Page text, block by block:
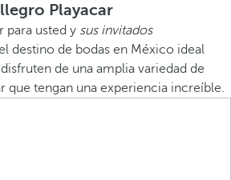
Playacar
para usted y sus invitados
destino de bodas en México ideal
de una amplia variedad de
que tengan una experiencia increíble.